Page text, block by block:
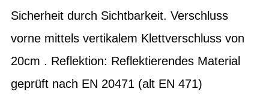
Sicherheit durch Sichtbarkeit. Verschluss
vorne mittels vertikalem Klettverschluss von
20cm . Reflektion: Reflektierendes Material
geprüft nach EN 20471 (alt EN 471)